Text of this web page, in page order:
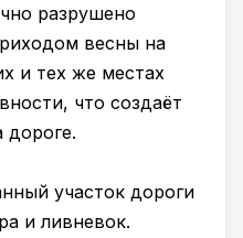
разрушено
весны на
и тех же местах
что создаёт
дороге.
участок дороги
и ливневок.